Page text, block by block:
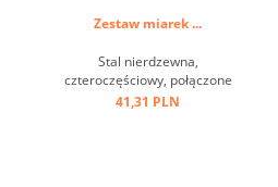
Zestaw miarek ...
Stal nierdzewna,
czteroczęściowy, połączone
obręczą, 59 ml- 1/4, 78 ml-
41,31 PLN